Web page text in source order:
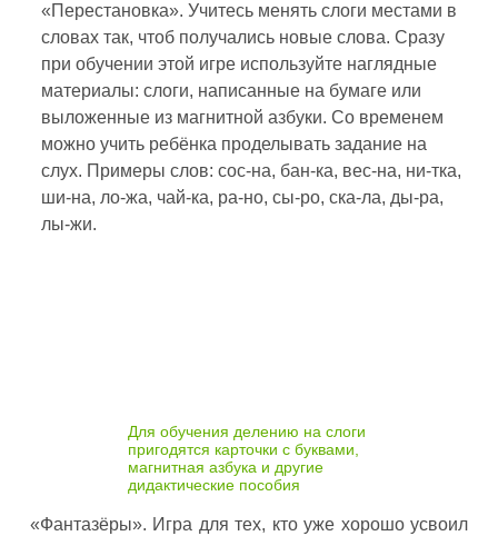
«Перестановка». Учитесь менять слоги местами в
словах так, чтоб получались новые слова. Сразу
при обучении этой игре используйте наглядные
материалы: слоги, написанные на бумаге или
выложенные из магнитной азбуки. Со временем
можно учить ребёнка проделывать задание на
слух. Примеры слов: сос-на, бан-ка, вес-на, ни-тка,
ши-на, ло-жа, чай-ка, ра-но, сы-ро, ска-ла, ды-ра,
лы-жи.
Для обучения делению на слоги
пригодятся карточки с буквами,
магнитная азбука и другие
дидактические пособия
«Фантазёры». Игра для тех, кто уже хорошо усвоил